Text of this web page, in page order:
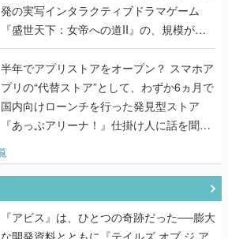
発の実写インタラクティブドラマゲーム
『盛世天下：女帝への道II』の、規模が違
うこだわりをプロデューサーに聞いた
半年でアプリストアをオープン？ スマホア
プリの“代替ストア”として、わずか6ヵ月で
国内向けローンチを行った発見型ストア
『あっぷアリーナ！』仕掛け人に話を聞い
『アビス』は、ひとつの奇跡だった──膨大
な開発資料とともに『テイルズ オブ ジ ア